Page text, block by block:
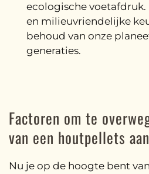
ecologische voetafdruk.
en milieuvriendelijke
behoud van onze
generaties.
Factoren om te
van een houtpellets
Nu je op de hoogte bent